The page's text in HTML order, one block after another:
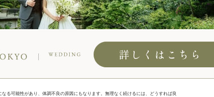
る可能性があり、体調不良の原因にもなります。無理なく続けるには、どうすれば良